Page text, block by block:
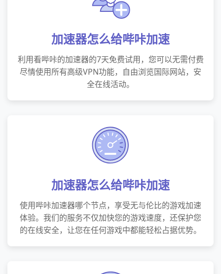
加速器怎么给哔咔加速
利用看哔咔的加速器的7天免费试用，您可以无需付费
尽情使用所有高级VPN功能，自由浏览国际网站，安
全在线活动。
加速器怎么给哔咔加速
使用哔咔加速器哪个节点，享受无与伦比的游戏加速
体验。我们的服务不仅加快您的游戏速度，还保护您
的在线安全，让您在任何游戏中都能轻松占据优势。